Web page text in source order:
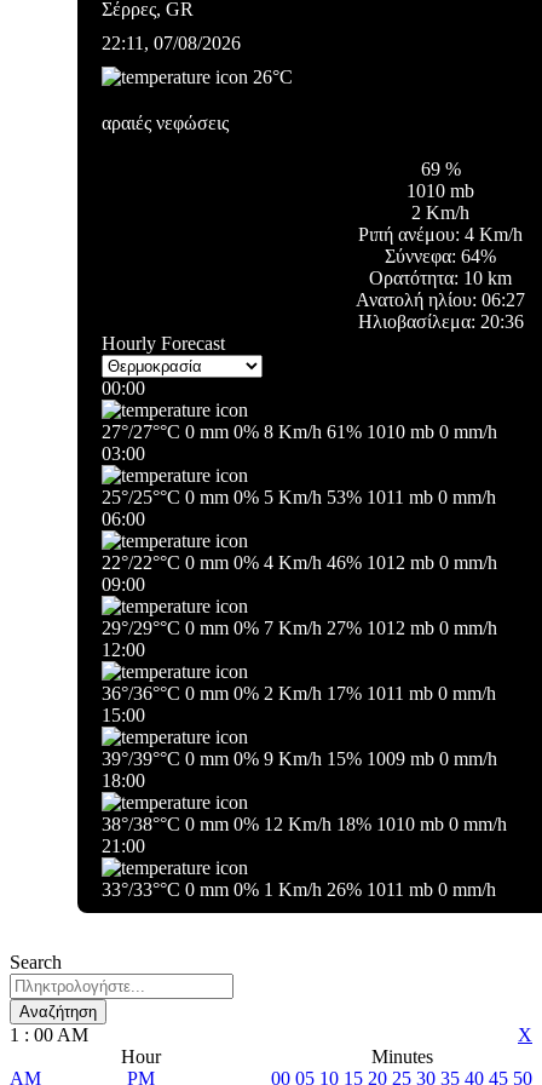
Σέρρες, GR
22:11, 07/08/2026
26°C
αραιές νεφώσεις
69 %
1010 mb
2 Km/h
Ριπή ανέμου: 4 Km/h
Σύννεφα: 64%
Ορατότητα: 10 km
Ανατολή ηλίου: 06:27
Ηλιοβασίλεμα: 20:36
Hourly Forecast
00:00
27°/27°°C 0 mm 0% 8 Km/h 61% 1010 mb 0 mm/h
03:00
25°/25°°C 0 mm 0% 5 Km/h 53% 1011 mb 0 mm/h
06:00
22°/22°°C 0 mm 0% 4 Km/h 46% 1012 mb 0 mm/h
09:00
29°/29°°C 0 mm 0% 7 Km/h 27% 1012 mb 0 mm/h
12:00
36°/36°°C 0 mm 0% 2 Km/h 17% 1011 mb 0 mm/h
15:00
39°/39°°C 0 mm 0% 9 Km/h 15% 1009 mb 0 mm/h
18:00
38°/38°°C 0 mm 0% 12 Km/h 18% 1010 mb 0 mm/h
21:00
33°/33°°C 0 mm 0% 1 Km/h 26% 1011 mb 0 mm/h
Search
Αναζήτηση
X
1 : 00 AM
Hour
Minutes
AM
PM
00 05 10 15 20 25 30 35 40 45 50